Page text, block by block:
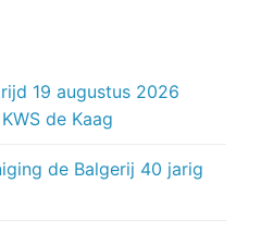
19 augustus 2026
de Kaag
de Balgerij 40 jarig